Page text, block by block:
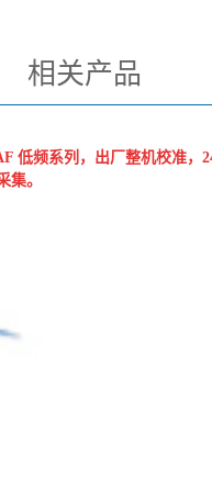
相关产品
低频系列，出厂整机校准，
集。